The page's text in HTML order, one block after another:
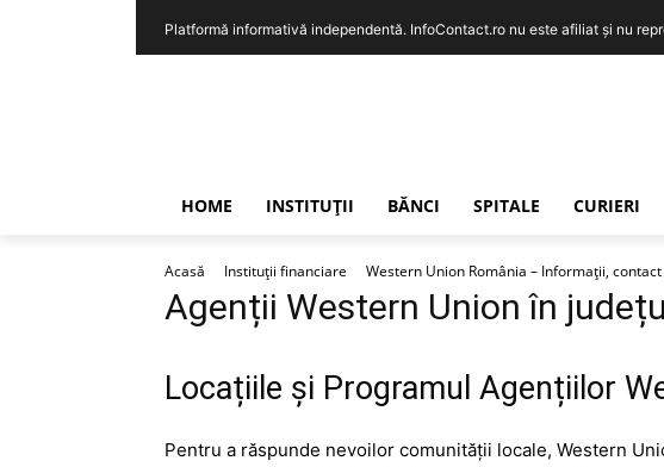
Platformă informativă independentă. InfoContact.ro nu este afiliat și nu
HOME INSTITUȚII BĂNCI SPITALE CURIERI
Acasă Instituții financiare Western Union România – Informații,
Agenții Western Union în
Locațiile și Programul Agențiilor
Pentru a răspunde nevoilor comunității locale, Western